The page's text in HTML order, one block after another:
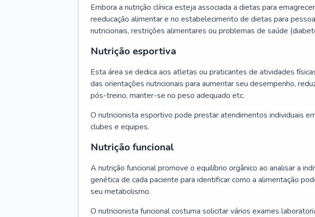
Embora a nutrição clínica esteja associada a dietas para
reeducação alimentar e no estabelecimento de dietas para
nutricionais, restrições alimentares ou problemas de saúde
Nutrição esportiva
Esta área se dedica aos atletas ou praticantes de atividades
das orientações nutricionais para aumentar seu desempenho,
pós-treino, manter-se no peso adequado etc.
O nutricionista esportivo pode prestar atendimentos individuais
clubes e equipes.
Nutrição funcional
A nutrição funcional promove o equilíbrio orgânico ao analisar a
genética de cada paciente para identificar como a alimentação
seu metabolismo.
O nutricionista funcional costuma solicitar vários exames